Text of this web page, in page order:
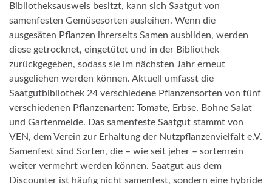
Bibliotheksausweis besitzt, kann sich Saatgut von
samenfesten Gemüsesorten ausleihen. Wenn die
ausgesäten Pflanzen ihrerseits Samen ausbilden, werden
diese getrocknet, eingetütet und in der Bibliothek
zurückgegeben, sodass sie im nächsten Jahr erneut
ausgeliehen werden können. Aktuell umfasst die
Saatgutbibliothek 24 verschiedene Pflanzensorten von fünf
verschiedenen Pflanzenarten: Tomate, Erbse, Bohne Salat
und Gartenmelde. Das samenfeste Saatgut stammt von
VEN, dem Verein zur Erhaltung der Nutzpflanzenvielfalt e.V.
Samenfest sind Sorten, die – wie seit jeher – sortenrein
weiter vermehrt werden können. Saatgut aus dem
Discounter ist häufig nicht samenfest, sondern eine hybride